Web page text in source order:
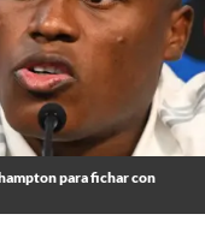
para fichar con